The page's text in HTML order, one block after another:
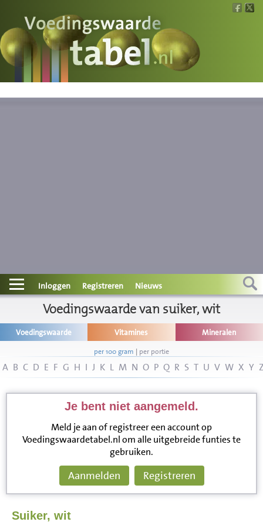
Voedingswaarde
Wat is wat?
Contact
Informatie
Disclaimer
Inloggen Registreren Nieuws
Voedingswaarde van suiker, wit
Voedingswaarde Vitamines Mineralen
per 100 gram | per portie
A B C D E F G H I J K L M N O P Q R S T U V W X Y
Je bent niet aangemeld.
Meld je aan of registreer een account op
Voedingswaardetabel.nl om alle uitgebreide funties te
gebruiken.
Aanmelden Registreren
Suiker, wit